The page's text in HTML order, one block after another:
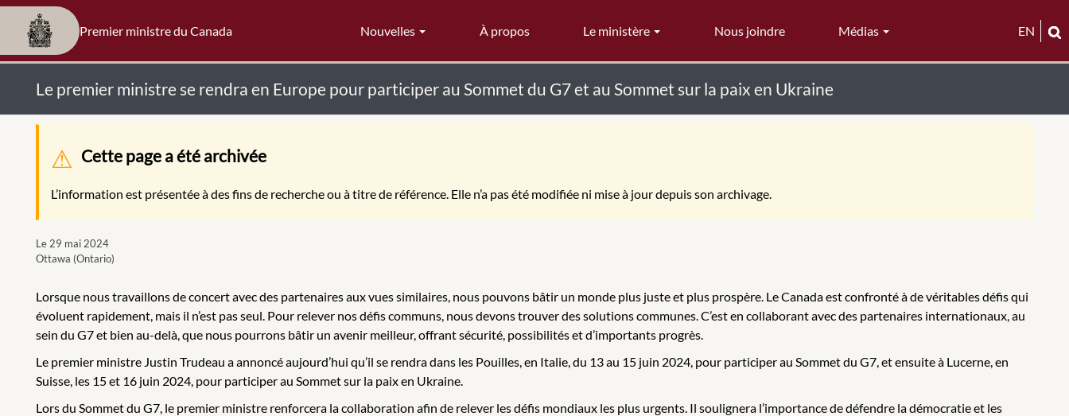
Premier ministre du Canada Nouvelles À propos Le ministère Nous joindre Médias EN
Le premier ministre se rendra en Europe pour participer au Sommet du G7 et au Sommet sur la paix en Ukraine
Message d'avertissement
Cette page a été archivée
L’information est présentée à des fins de recherche ou à titre de référence. Elle n’a pas été modifiée ni mise à jour depuis son archivage.
Le 29 mai 2024
Ottawa (Ontario)
Lorsque nous travaillons de concert avec des partenaires aux vues similaires, nous pouvons bâtir un monde plus juste et plus prospère. Le Canada est confronté à de véritables défis qui
évoluent rapidement, mais il n’est pas seul. Pour relever nos défis communs, nous devons trouver des solutions communes. C’est en collaborant avec des partenaires internationaux, au
sein du G7 et bien au-delà, que nous pourrons bâtir un avenir meilleur, offrant sécurité, possibilités et d’importants progrès.
Le premier ministre Justin Trudeau a annoncé aujourd’hui qu’il se rendra dans les Pouilles, en Italie, du 13 au 15 juin 2024, pour participer au Sommet du G7, et ensuite à Lucerne, en
Suisse, les 15 et 16 juin 2024, pour participer au Sommet sur la paix en Ukraine.
Lors du Sommet du G7, le premier ministre renforcera la collaboration afin de relever les défis mondiaux les plus urgents. Il soulignera l’importance de défendre la démocratie et les